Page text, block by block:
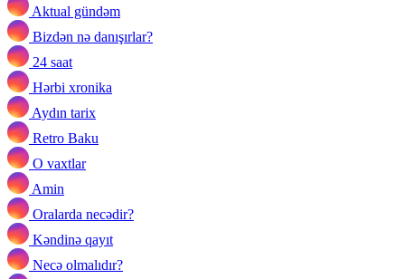
Aktual gündəm
Bizdən nə danışırlar?
24 saat
Hərbi xronika
Aydın tarix
Retro Baku
O vaxtlar
Amin
Oralarda necədir?
Kəndinə qayıt
Necə olmalıdır?